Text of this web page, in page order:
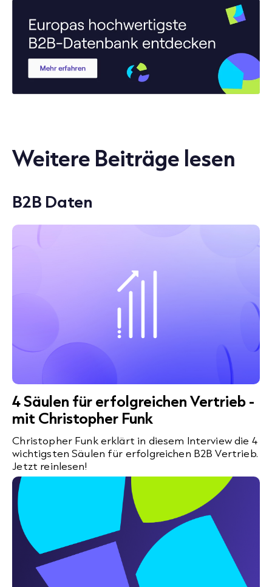
Weitere Beiträge lesen
B2B Daten
4 Säulen für erfolgreichen Vertrieb -
mit Christopher Funk
Christopher Funk erklärt in diesem Interview die 4
wichtigsten Säulen für erfolgreichen B2B Vertrieb.
Jetzt reinlesen!